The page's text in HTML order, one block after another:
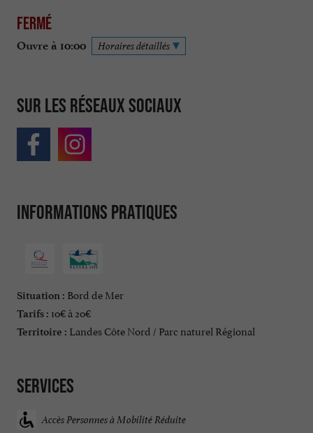
Fermé
Ouvre à 10:00 Horaires détaillés
Sur les réseaux sociaux
Informations pratiques
Situation : Bord de Mer
Tarifs : 10€ à 20€
Territoire : Landes Côte Nord / Parc naturel Régional
Services
Accès Personnes à Mobilité Réduite